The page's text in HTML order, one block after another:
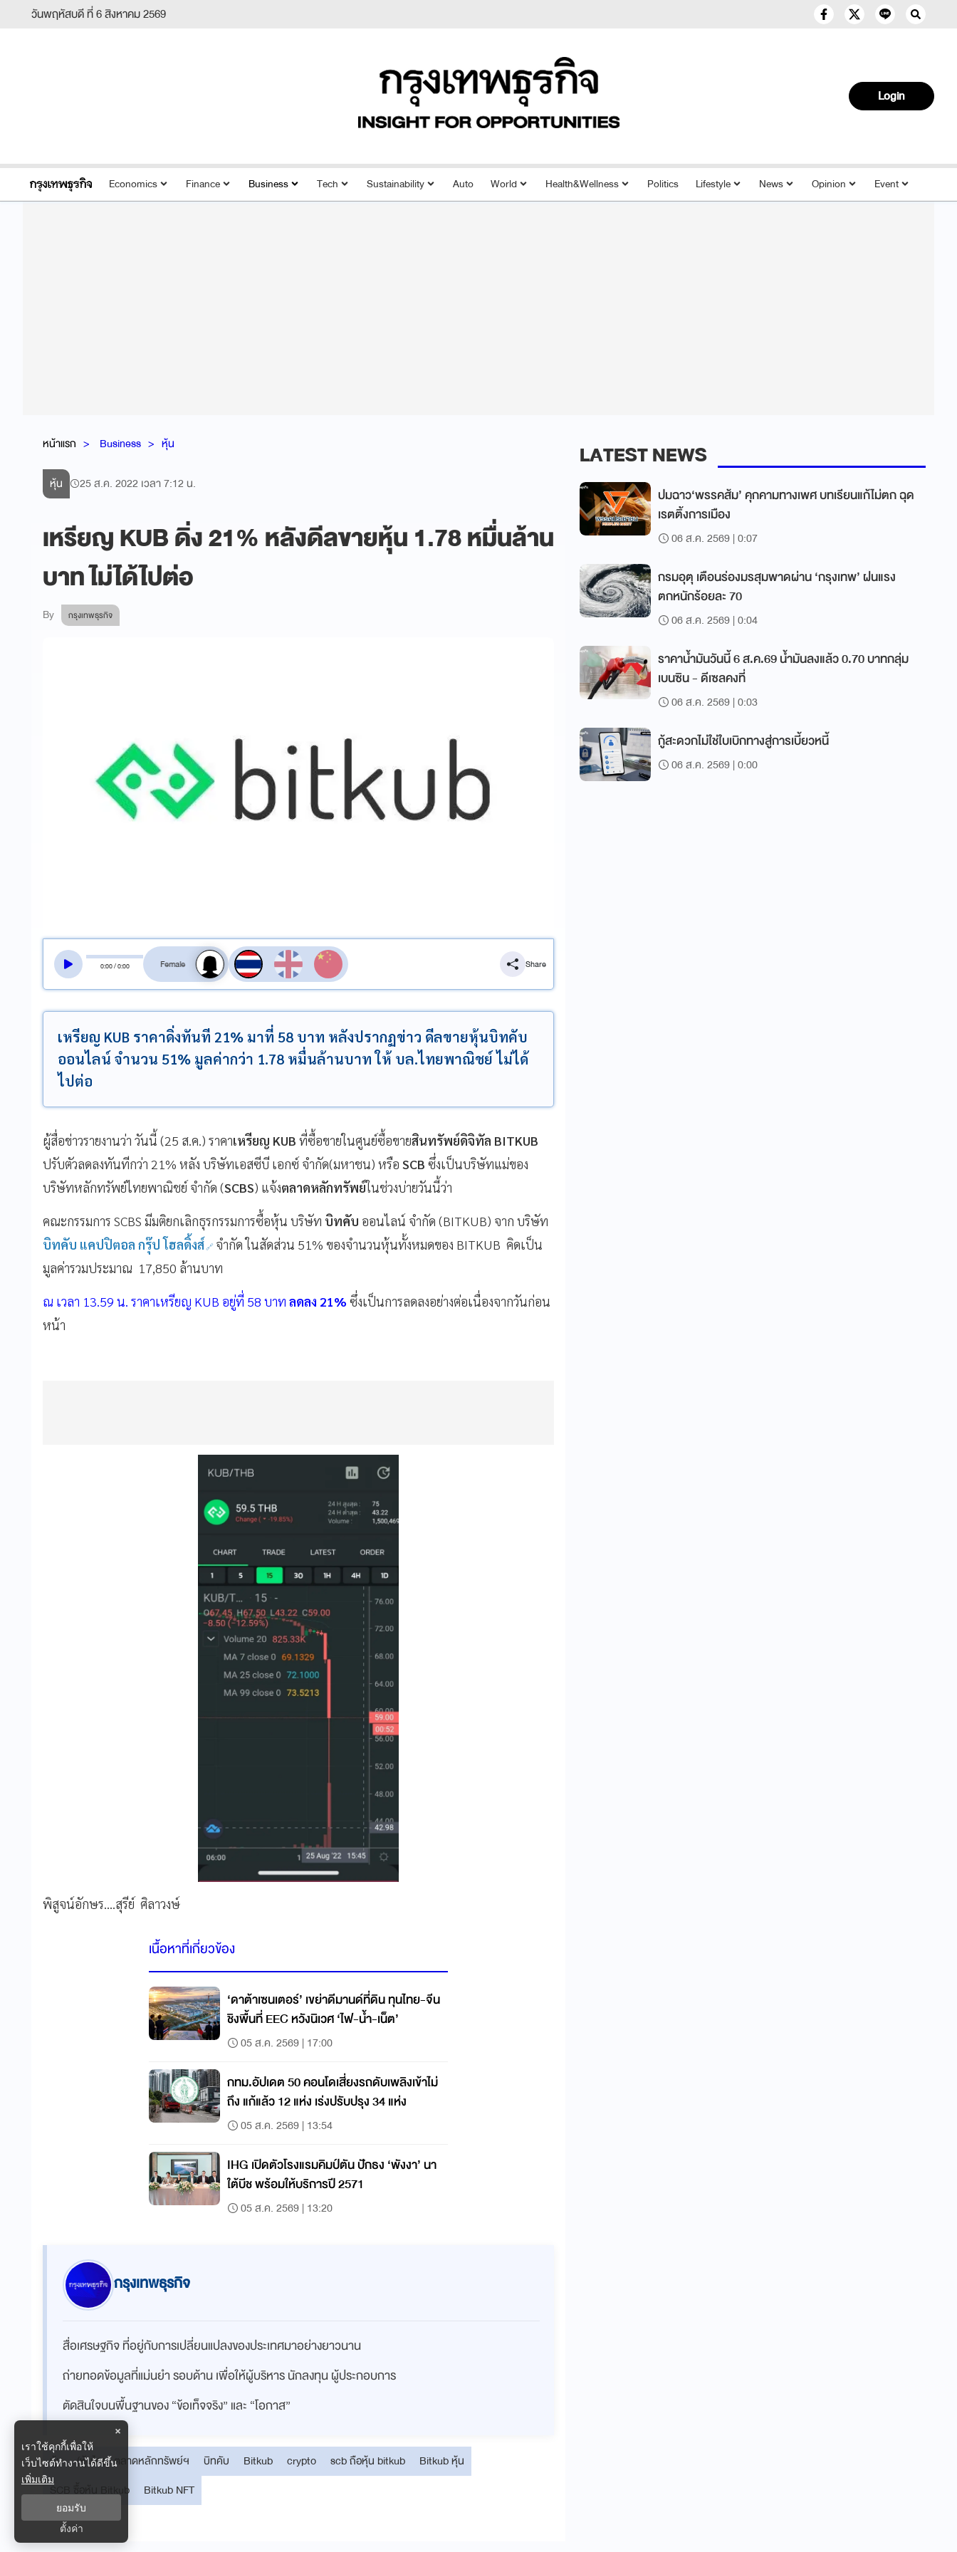
วันพฤหัสบดี ที่ 6 สิงหาคม 2569
Login
Economics Finance Business Tech Sustainability Auto World Health&Wellness Politics Lifestyle News Opinion Event
หน้าแรก Business หุ้น
หุ้น 25 ส.ค. 2022 เวลา 7:12 น.
เหรียญ KUB ดิ่ง 21% หลังดีลขายหุ้น 1.78 หมื่นล้าน
บาท ไม่ได้ไปต่อ
By กรุงเทพธุรกิจ
0:00/0:00
สลับเสียงอ่าน
Share
เหรียญ KUB ราคาดิ่งทันที 21% มาที่ 58 บาท หลังปรากฏข่าว ดีลขายหุ้นบิทคับ
ออนไลน์ จำนวน 51% มูลค่ากว่า 1.78 หมื่นล้านบาท ให้ บล.ไทยพาณิชย์ ไม่ได้
ไปต่อ
ผู้สื่อข่าวรายงานว่า วันนี้ (25 ส.ค.) ราคาเหรียญ KUB ที่ซื้อขายในศูนย์ซื้อขายสินทรัพย์ดิจิทัล BITKUB
ปรับตัวลดลงทันทีกว่า 21% หลัง บริษัทเอสซีบี เอกซ์ จำกัด(มหาชน) หรือ SCB ซึ่งเป็นบริษัทแม่ของ
บริษัทหลักทรัพย์ไทยพาณิชย์ จำกัด (SCBS) แจ้งตลาดหลักทรัพย์ในช่วงบ่ายวันนี้ว่า
คณะกรรมการ SCBS มีมติยกเลิกธุรกรรมการซื้อหุ้น บริษัท บิทคับ ออนไลน์ จำกัด (BITKUB) จาก บริษัท
บิทคับ แคปปิตอล กรุ๊ป โฮลดิ้งส์ จำกัด ในสัดส่วน 51% ของจำนวนหุ้นทั้งหมดของ BITKUB คิดเป็น
มูลค่ารวมประมาณ 17,850 ล้านบาท
ณ เวลา 13.59 น. ราคาเหรียญ KUB อยู่ที่ 58 บาท ลดลง 21% ซึ่งเป็นการลดลงอย่างต่อเนื่องจากวันก่อน
หน้า
พิสูจน์อักษร....สุรีย์ ศิลาวงษ์
เนื้อหาที่เกี่ยวข้อง
‘ดาต้าเซนเตอร์’ เขย่าดีมานด์ที่ดิน ทุนไทย-จีน
ชิงพื้นที่ EEC หวังนิเวศ ‘ไฟ-น้ำ-เน็ต’
05 ส.ค. 2569 | 17:00
กทม.อัปเดต 50 คอนโดเสี่ยงรถดับเพลิงเข้าไม่
ถึง แก้แล้ว 12 แห่ง เร่งปรับปรุง 34 แห่ง
05 ส.ค. 2569 | 13:54
IHG เปิดตัวโรงแรมคิมป์ตัน ปักธง ‘พังงา’ นา
ใต้บีช พร้อมให้บริการปี 2571
05 ส.ค. 2569 | 13:20
กรุงเทพธุรกิจ
สื่อเศรษฐกิจ ที่อยู่กับการเปลี่ยนแปลงของประเทศมาอย่างยาวนาน
ถ่ายทอดข้อมูลที่แม่นยำ รอบด้าน เพื่อให้ผู้บริหาร นักลงทุน ผู้ประกอบการ
ตัดสินใจบนพื้นฐานของ “ข้อเท็จจริง” และ “โอกาส”
หุ้น (หุ้นไทย) ตลาดหลักทรัพย์ฯ บิทคับ Bitkub crypto scb ถือหุ้น bitkub
Bitkub หุ้น
SCB ซื้อหุ้น Bitkub
Bitkub NFT
LATEST NEWS
ปมฉาว‘พรรคส้ม’ คุกคามทางเพศ บทเรียนแก้ไม่ตก ฉุด
เรตติ้งการเมือง
06 ส.ค. 2569 | 0:07
กรมอุตุ เตือนร่องมรสุมพาดผ่าน ‘กรุงเทพ’ ฝนแรง
ตกหนักร้อยละ 70
06 ส.ค. 2569 | 0:04
ราคาน้ำมันวันนี้ 6 ส.ค.69 น้ำมันลงแล้ว 0.70 บาทกลุ่ม
เบนซิน - ดีเซลคงที่
06 ส.ค. 2569 | 0:03
กู้สะดวกไม่ใช่ใบเบิกทางสู่การเบี้ยวหนี้
06 ส.ค. 2569 | 0:00
×
เราใช้คุกกี้เพื่อให้
เว็บไซต์ทำงานได้ดีขึ้น
เพิ่มเติม
ยอมรับ
ตั้งค่า